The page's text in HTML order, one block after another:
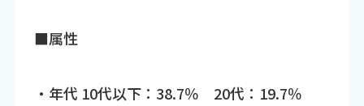
■属性
・年代 10代以下：38.7％ 20代：19.7％